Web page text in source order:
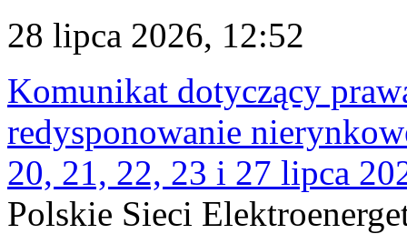
28 lipca 2026, 12:52
Komunikat dotyczący
redysponowanie
20, 21, 22, 23 i 27 lipca
Polskie Sieci